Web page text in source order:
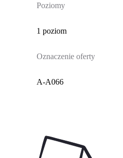
Poziomy
1 poziom
Oznaczenie oferty
A-A066